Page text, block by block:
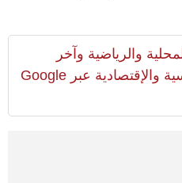
والرياضية وآخر
المستجدات السياسية والإقتصادية عبر Google